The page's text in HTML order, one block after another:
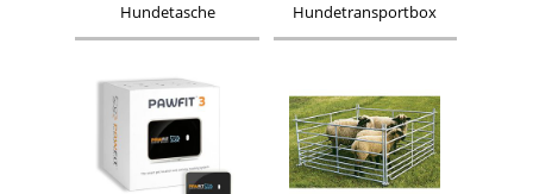
Hundetasche Hundetransportbox